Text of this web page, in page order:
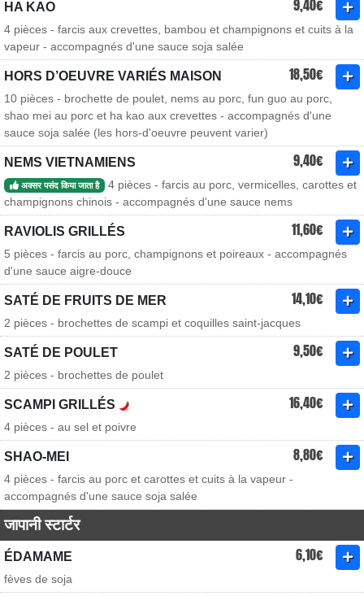
HA KAO 9,40€
4 pièces - farcis aux crevettes, bambou et champignons et cuits à la
vapeur - accompagnés d'une sauce soja salée
HORS D’OEUVRE VARIÉS MAISON 18,50€
10 pièces - brochette de poulet, nems au porc, fun guo au porc,
shao mei au porc et ha kao aux crevettes - accompagnés d'une
sauce soja salée (les hors-d'oeuvre peuvent varier)
NEMS VIETNAMIENS 9,40€
अक्सर पसंद किया जाता है
4 pièces - farcis au porc, vermicelles, carottes et
champignons chinois - accompagnés d'une sauce nems
RAVIOLIS GRILLÉS 11,60€
5 pièces - farcis au porc, champignons et poireaux - accompagnés
d'une sauce aigre-douce
SATÉ DE FRUITS DE MER 14,10€
2 pièces - brochettes de scampi et coquilles saint-jacques
SATÉ DE POULET 9,50€
2 pièces - brochettes de poulet
SCAMPI GRILLÉS 16,40€
4 pièces - au sel et poivre
SHAO-MEI 8,80€
4 pièces - farcis au porc et carottes et cuits à la vapeur -
accompagnés d'une sauce soja salée
जापानी स्टार्टर
ÉDAMAME 6,10€
fèves de soja